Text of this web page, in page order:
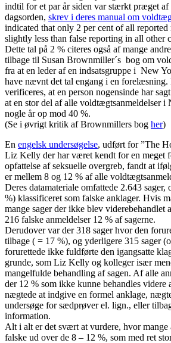
indtil for et par år siden var stærkt præget af
dagsorden, skrev i deres manual om
indicated that only 2 per cent of all reported
slightly less than false reporting in all other
Dette tal på 2 % citeres også af mange
tilbage til Susan Brownmiller´s bog om
fra at en leder af en indsatsgruppe i New
have nævnt det tal engang i en
verificeres, at en person nogensinde har
at en stor del af alle voldtægtsanmeldelser i
nogle år op mod 40 %.
(Se i øvrigt kritik af Brownmillers bog her)
En engelsk undersøgelse, udført for ”The
Liz Kelly der har været kendt for en meget
opfattelse af seksuelle overgreb, fandt at
er mellem 8 og 12 % af alle
Deres datamateriale omfattede 2.643
%) klassificeret som falske anklager. Hvis
mange sager der ikke blev viderebehandlet
216 falske anmeldelser 12 % af sagerne.
Derudover var der 318 sager hvor den
tilbage ( = 17 %), og yderligere 315 sager
forurettede ikke fuldførte den igangsatte
grunde, som Liz Kelly og kolleger især
mangelfulde behandling af sagen. Af alle
der 12 % som ikke kunne behandles
nægtede at indgive en formel anklage,
undersøge for sædprøver el. lign., eller
information.
Alt i alt er det svært at vurdere, hvor mange
falske ud over de 8 – 12 %, som med ret